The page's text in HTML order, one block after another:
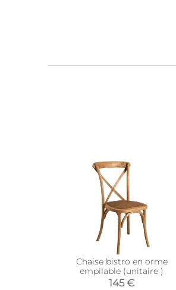
Chaise bistro en orme
empilable (unitaire )
145 €